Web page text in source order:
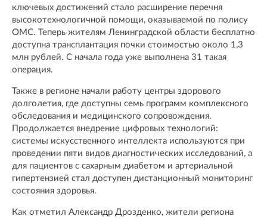
ключевых достижений стало расширение перечня
высокотехнологичной помощи, оказываемой по полису
ОМС. Теперь жителям Ленинградской области бесплатно
доступна трансплантация почки стоимостью около 1,3
млн рублей. С начала года уже выполнена 31 такая
операция.
Также в регионе начали работу центры здорового
долголетия, где доступны семь программ комплексного
обследования и медицинского сопровождения.
Продолжается внедрение цифровых технологий:
системы искусственного интеллекта используются при
проведении пяти видов диагностических исследований, а
для пациентов с сахарным диабетом и артериальной
гипертензией стал доступен дистанционный мониторинг
состояния здоровья.
Как отметил Александр Дрозденко, жители региона